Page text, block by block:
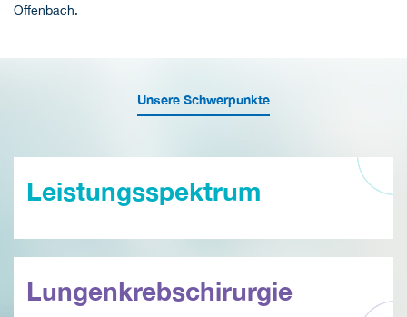
Offenbach.
Unsere Schwerpunkte
Leistungsspektrum
Lungenkrebschirurgie